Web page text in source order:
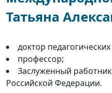
Татьяна
доктор педагогических
профессор;
Заслуженный
Российской Федерации.